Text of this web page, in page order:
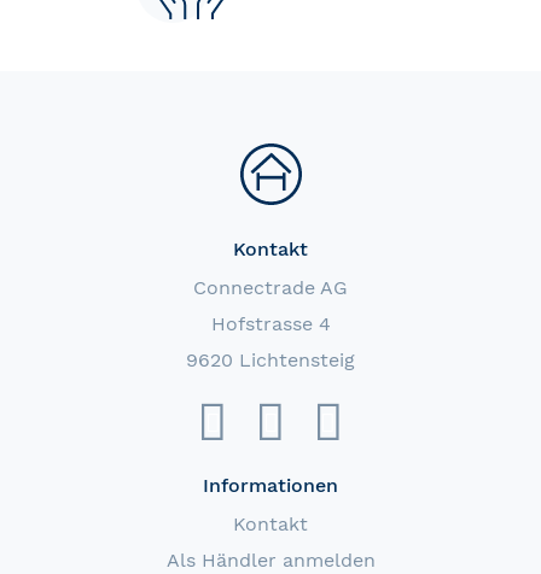
Kontakt
Connectrade AG
Hofstrasse 4
9620 Lichtensteig
Informationen
Kontakt
Als Händler anmelden